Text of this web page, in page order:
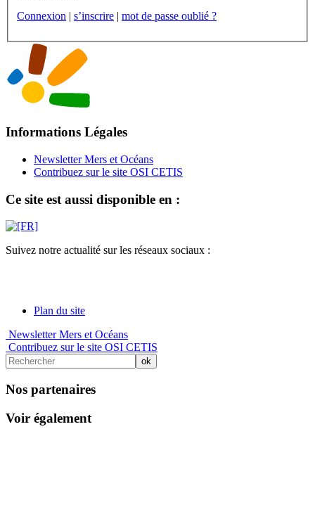
Connexion | s’inscrire | mot de passe oublié ?
Informations Légales
Newsletter Mers et Océans
Contribuez sur le site OSI CETIS
Ce site est aussi disponible en :
Suivez notre actualité sur les réseaux sociaux :
Plan du site
Newsletter Mers et Océans
Contribuez sur le site OSI CETIS
Nos partenaires
Voir également